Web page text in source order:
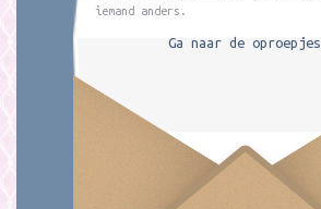
iemand anders.
Ga naar de oproepjes